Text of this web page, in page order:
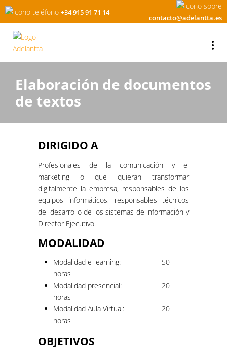
+34 915 91 71 14
contacto@adelantta.es
Elaboración de documentos
de textos
DIRIGIDO A
Profesionales de la comunicación y el
marketing o que quieran transformar
digitalmente la empresa, responsables de los
equipos informáticos, responsables técnicos
del desarrollo de los sistemas de información y
Director Ejecutivo.
MODALIDAD
Modalidad e-learning:
50
horas
Modalidad presencial:
20
horas
Modalidad Aula Virtual:
20
horas
OBJETIVOS